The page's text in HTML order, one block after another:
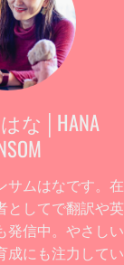
な│HANA
サムはなです。在
としてで翻訳や英
発信中。やさしい
成にも注力してい